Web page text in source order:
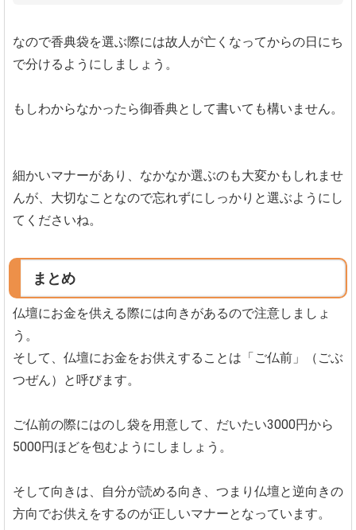
なので香典袋を選ぶ際には故人が亡くなってからの日にち
で分けるようにしましょう。
もしわからなかったら御香典として書いても構いません。
細かいマナーがあり、なかなか選ぶのも大変かもしれませ
んが、大切なことなので忘れずにしっかりと選ぶようにし
てくださいね。
まとめ
仏壇にお金を供える際には向きがあるので注意しましょ
う。
そして、仏壇にお金をお供えすることは「ご仏前」（ごぶ
つぜん）と呼びます。
ご仏前の際にはのし袋を用意して、だいたい3000円から
5000円ほどを包むようにしましょう。
そして向きは、自分が読める向き、つまり仏壇と逆向きの
方向でお供えをするのが正しいマナーとなっています。